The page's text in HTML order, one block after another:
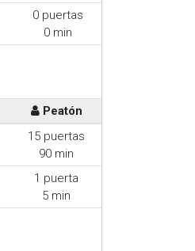
0 puertas
0 min
Peatón
15 puertas
90 min
1 puerta
5 min